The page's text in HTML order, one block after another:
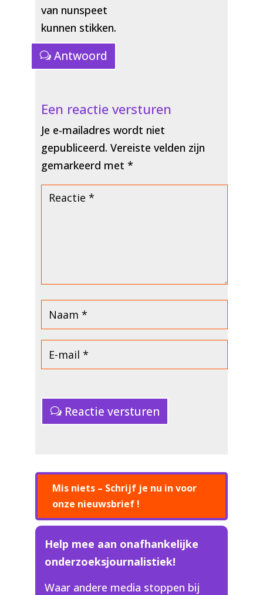
van nunspeet
kunnen stikken.
Antwoord
Een reactie versturen
Je e-mailadres wordt niet
gepubliceerd. Vereiste velden zijn
gemarkeerd met *
Reactie versturen
Mis niets – Schrijf je nu in voor
onze nieuwsbrief !
Help mee aan onafhankelijke
onderzoeksjournalistiek!
Waar andere media stoppen bij